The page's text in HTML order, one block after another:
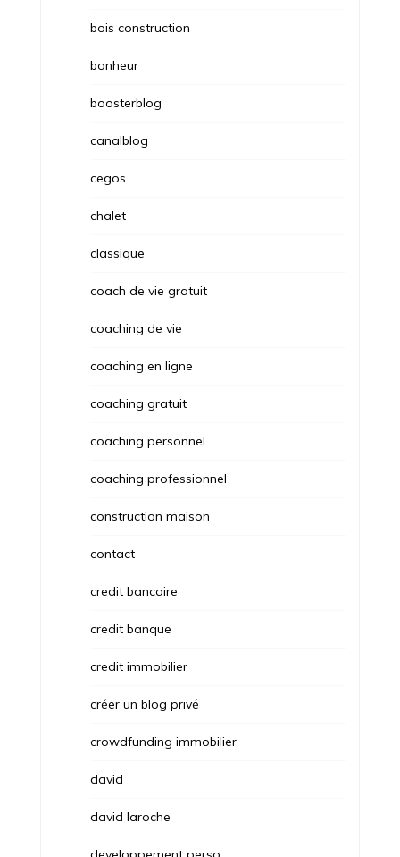
bois construction
bonheur
boosterblog
canalblog
cegos
chalet
classique
coach de vie gratuit
coaching de vie
coaching en ligne
coaching gratuit
coaching personnel
coaching professionnel
construction maison
contact
credit bancaire
credit banque
credit immobilier
créer un blog privé
crowdfunding immobilier
david
david laroche